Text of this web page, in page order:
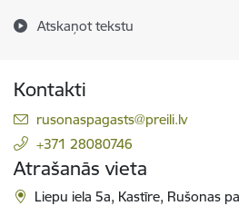
Atskaņot tekstu
Kontakti
E-pasts:
rusonaspagasts@preili.lv
+371 28080746
Atrašanās vieta
Liepu iela 5a, Kastīre, Rušonas